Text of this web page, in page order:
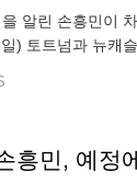
알린 손흥민이
) 토트넘과 뉴캐
흥민, 예정